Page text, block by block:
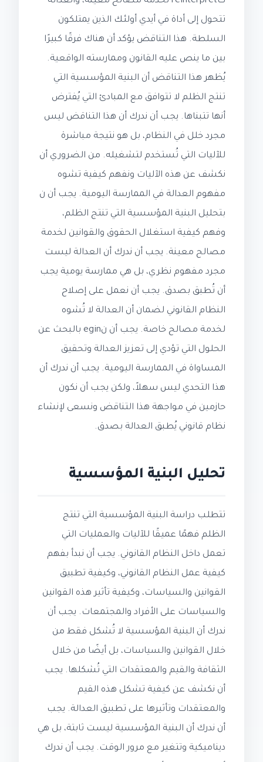
تتحول إلى أداة في أيدي أولئك الذين يمتلكون
السلطة. هذا التناقض يؤكد أن هناك فرقًا كبيرًا
بين ما ينص عليه القانون وممارسته الواقعية.
يُظهر هذا التناقض أن البنية المؤسسية التي
تنتج الظلم لا تتوافق مع المبادئ التي يُفترض
أنها تتبناها. يجب أن ندرك أن هذا التناقض ليس
مجرد خلل في النظام، بل هو نتيجة مباشرة
للآليات التي تُستخدم لتشغيله. من الضروري أن
نكشف عن هذه الآليات ونفهم كيفية تشوه
مفهوم العدالة في الممارسة اليومية. يجب أن ن
بتحليل البنية المؤسسية التي تنتج الظلم،
وفهم كيفية استغلال الحقوق والقوانين لخدمة
مصالح معينة. يجب أن ندرك أن العدالة ليست
مجرد مفهوم نظري، بل هي ممارسة يومية يجب
أن تُطبق بصدق. يجب أن نعمل على إصلاح
النظام القانوني لضمان أن العدالة لا تُشوه
لخدمة مصالح خاصة. يجب أن نegin بالبحث عن
الحلول التي تؤدي إلى تعزيز العدالة وتحقيق
المساواة في الممارسة اليومية. يجب أن ندرك أن
هذا التحدي ليس سهلاً، ولكن يجب أن نكون
حازمين في مواجهة هذا التناقض ونسعى لإنشاء
نظام قانوني يُطبق العدالة بصدق.
تحليل البنية المؤسسية
تتطلب دراسة البنية المؤسسية التي تنتج
الظلم فهمًا عميقًا للآليات والعمليات التي
تعمل داخل النظام القانوني. يجب أن نبدأ بفهم
كيفية عمل النظام القانوني، وكيفية تطبيق
القوانين والسياسات، وكيفية تأثير هذه القوانين
والسياسات على الأفراد والمجتمعات. يجب أن
ندرك أن البنية المؤسسية لا تُشكل فقط من
خلال القوانين والسياسات، بل أيضًا من خلال
الثقافة والقيم والمعتقدات التي تُشكلها. يجب
أن نكشف عن كيفية تشكل هذه القيم
والمعتقدات وتأثيرها على تطبيق العدالة. يجب
أن ندرك أن البنية المؤسسية ليست ثابتة، بل هي
ديناميكية وتتغير مع مرور الوقت. يجب أن ندرك